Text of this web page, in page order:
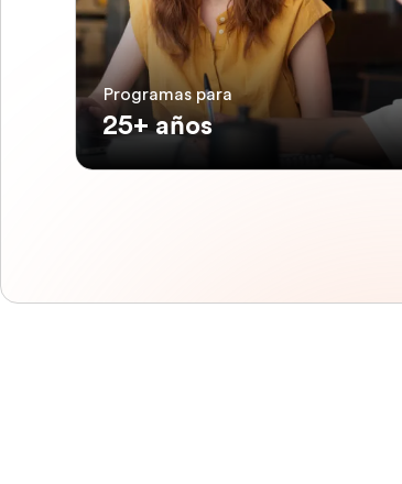
Programas para
25+ años